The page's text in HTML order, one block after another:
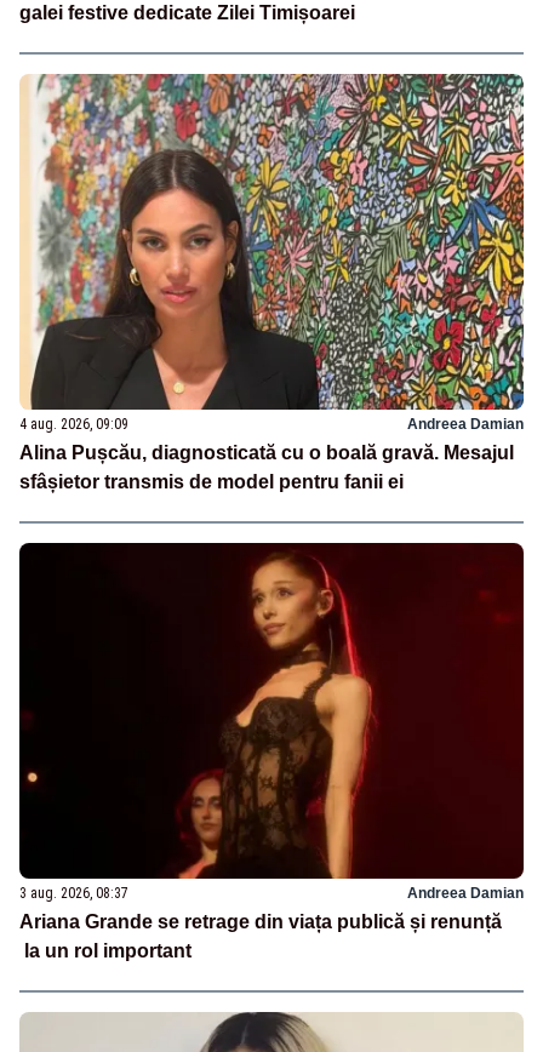
galei festive dedicate Zilei Timișoarei
4 aug. 2026, 09:09 Andreea Damian
Alina Pușcău, diagnosticată cu o boală gravă. Mesajul
sfâșietor transmis de model pentru fanii ei
3 aug. 2026, 08:37 Andreea Damian
Ariana Grande se retrage din viața publică și renunță
la un rol important